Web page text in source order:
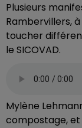
Plusieurs
Rambervillers,
toucher
le SICOVAD.
Mylène
compostage, et